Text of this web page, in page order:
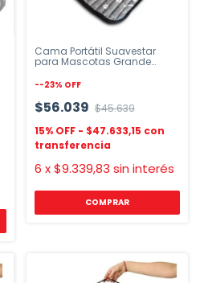
Cama Portátil Suavestar
para Mascotas Grande
--23% OFF
$56.039 $45.639
$47.633,15
6 x$9.339,83 sin interés
COMPRAR